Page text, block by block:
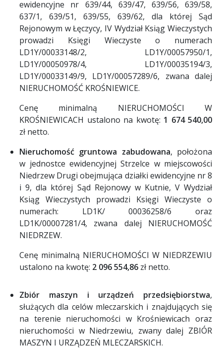
ewidencyjne nr 639/44, 639/47, 639/56, 639/58,
637/1, 639/51, 639/55, 639/62, dla której Sąd
Rejonowym w Łęczycy, IV Wydział Ksiąg Wieczystych
prowadzi Księgi Wieczyste o numerach
LD1Y/00033148/2, LD1Y/00057950/1,
LD1Y/00050978/4, LD1Y/00035194/3,
LD1Y/00033149/9, LD1Y/00057289/6, zwana dalej
NIERUCHOMOŚĆ KROŚNIEWICE.
Cenę minimalną NIERUCHOMOŚCI W
KROŚNIEWICACH ustalono na kwotę: 1 674 540,00
zł netto.
Nieruchomość gruntowa zabudowana, położona
w jednostce ewidencyjnej Strzelce w miejscowości
Niedrzew Drugi obejmująca działki ewidencyjne nr 8
i 9, dla której Sąd Rejonowy w Kutnie, V Wydział
Ksiąg Wieczystych prowadzi Księgi Wieczyste o
numerach: LD1K/ 00036258/6 oraz
LD1K/00007281/4, zwana dalej NIERUCHOMOŚĆ
NIEDRZEW.
Cenę minimalną NIERUCHOMOŚCI W NIEDRZEWIU
ustalono na kwotę: 2 096 554,86 zł netto.
Zbiór maszyn i urządzeń przedsiębiorstwa,
służących dla celów mleczarskich i znajdujących się
na terenie nieruchomości w Krośniewicach oraz
nieruchomości w Niedrzewiu, zwany dalej ZBIÓR
MASZYN I URZĄDZEŃ MLECZARSKICH.